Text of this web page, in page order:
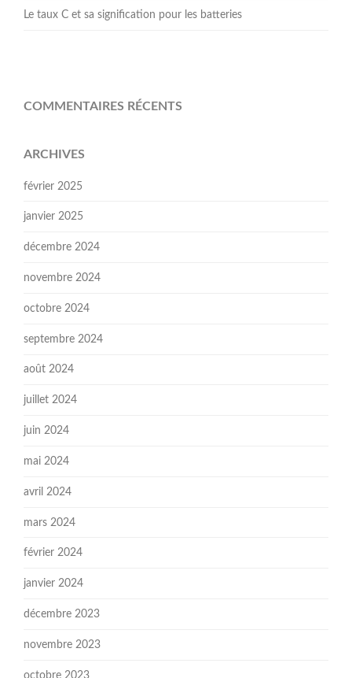
Le taux C et sa signification pour les batteries
COMMENTAIRES RÉCENTS
ARCHIVES
février 2025
janvier 2025
décembre 2024
novembre 2024
octobre 2024
septembre 2024
août 2024
juillet 2024
juin 2024
mai 2024
avril 2024
mars 2024
février 2024
janvier 2024
décembre 2023
novembre 2023
octobre 2023